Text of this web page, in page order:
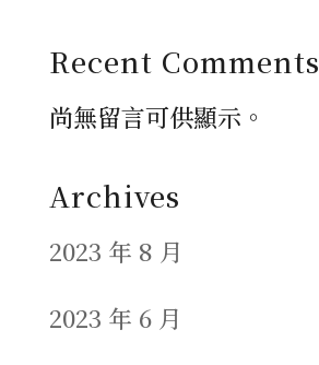
Recent Comments
尚無留言可供顯示。
Archives
2023 年 8 月
2023 年 6 月